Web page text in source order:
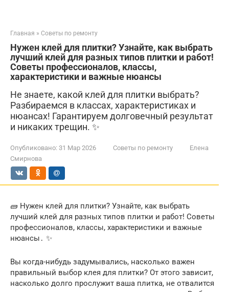
Главная » Советы по ремонту
Нужен клей для плитки? Узнайте, как выбрать
лучший клей для разных типов плитки и работ!
Советы профессионалов, классы,
характеристики и важные нюансы
Не знаете, какой клей для плитки выбрать?
Разбираемся в классах, характеристиках и
нюансах! Гарантируем долговечный результат
и никаких трещин. ✨
Опубликовано: 31 Мар 2026 Советы по ремонту
Елена
Смирнова
🧱 Нужен клей для плитки? Узнайте, как выбрать
лучший клей для разных типов плитки и работ! Советы
профессионалов, классы, характеристики и важные
нюансы․ ✨
Вы когда-нибудь задумывались, насколько важен
правильный выбор клея для плитки? От этого зависит,
насколько долго прослужит ваша плитка, не отвалится